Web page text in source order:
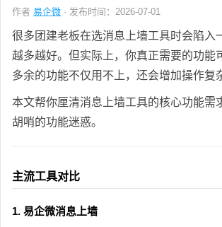
作者 易企微 · 发布时间：2026-07-01
很多团建老板在选消息上墙工具时会陷入
越多越好。但实际上，你真正需要的功能
多余的功能不仅用不上，还会增加操作复
本文帮你厘清消息上墙工具的核心功能需
胡哨的功能迷惑。
主流工具对比
1. 易企微消息上墙